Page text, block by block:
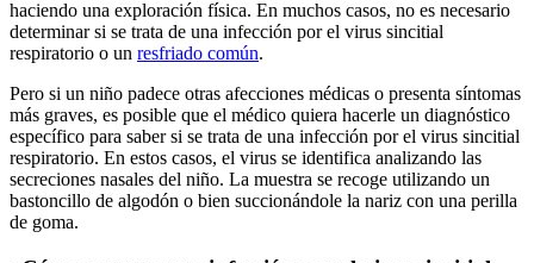
haciendo una exploración física. En muchos casos, no es necesario
determinar si se trata de una infección por el virus sincitial
respiratorio o un resfriado común.
Pero si un niño padece otras afecciones médicas o presenta síntomas
más graves, es posible que el médico quiera hacerle un diagnóstico
específico para saber si se trata de una infección por el virus sincitial
respiratorio. En estos casos, el virus se identifica analizando las
secreciones nasales del niño. La muestra se recoge utilizando un
bastoncillo de algodón o bien succionándole la nariz con una perilla
de goma.